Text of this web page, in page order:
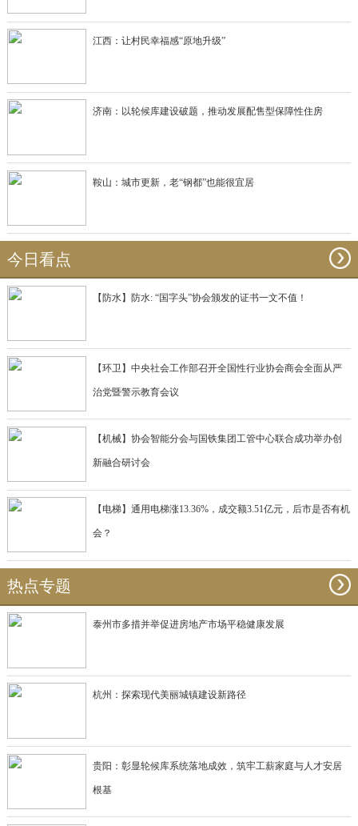
江西：让村民幸福感“原地升级”
济南：以轮候库建设破题，推动发展配售型保障性住房
鞍山：城市更新，老“钢都”也能很宜居
今日看点
【防水】防水: “国字头”协会颁发的证书一文不值！
【环卫】中央社会工作部召开全国性行业协会商会全面从严
治党暨警示教育会议
【机械】协会智能分会与国铁集团工管中心联合成功举办创
新融合研讨会
【电梯】通用电梯涨13.36%，成交额3.51亿元，后市是否有机
会？
热点专题
泰州市多措并举促进房地产市场平稳健康发展
杭州：探索现代美丽城镇建设新路径
贵阳：彰显轮候库系统落地成效，筑牢工薪家庭与人才安居
根基